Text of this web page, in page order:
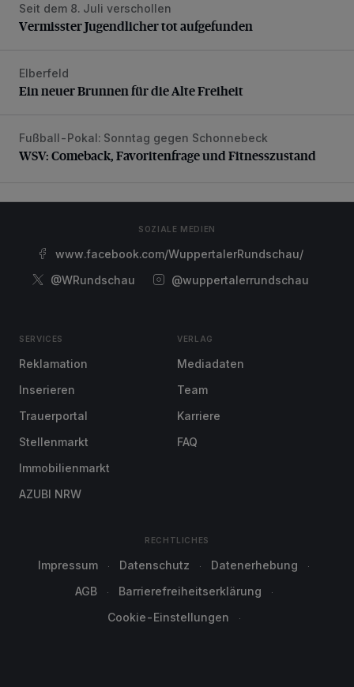
Vermisster Jugendlicher tot aufgefunden
Seit dem 8. Juli verschollen
Vermisster Jugendlicher tot aufgefunden
Ein neuer Brunnen für die Alte Freiheit
Elberfeld
Ein neuer Brunnen für die Alte Freiheit
WSV: Comeback, Favoritenfrage und Fitnesszustand
Fußball-Pokal: Sonntag gegen Schonnebeck
WSV: Comeback, Favoritenfrage und Fitnesszustand
SOZIALE MEDIEN
www.facebook.com/WuppertalerRundschau/
@WRundschau
@wuppertalerrundschau
SERVICES
Reklamation
Inserieren
Trauerportal
Stellenmarkt
Immobilienmarkt
AZUBI NRW
VERLAG
Mediadaten
Team
Karriere
FAQ
RECHTLICHES
Impressum Datenschutz
Datenerhebung
AGB
Barrierefreiheitserklärung
Cookie-Einstellungen